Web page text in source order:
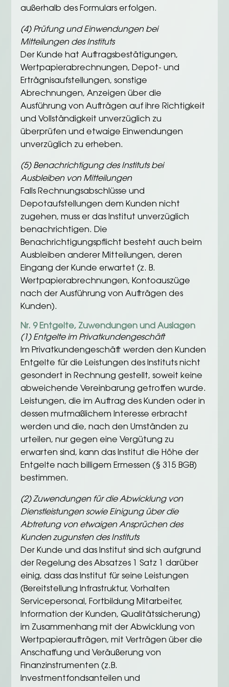
außerhalb des Formulars erfolgen.
(4) Prüfung und Einwendungen bei
Mitteilungen des Instituts
Der Kunde hat Auftragsbestätigungen,
Wertpapierabrechnungen, Depot- und
Erträgnisaufstellungen, sonstige
Abrechnungen, Anzeigen über die
Ausführung von Aufträgen auf ihre Richtigkeit
und Vollständigkeit unverzüglich zu
überprüfen und etwaige Einwendungen
unverzüglich zu erheben.
(5) Benachrichtigung des Instituts bei
Ausbleiben von Mitteilungen
Falls Rechnungsabschlüsse und
Depotaufstellungen dem Kunden nicht
zugehen, muss er das Institut unverzüglich
benachrichtigen. Die
Benachrichtigungspflicht besteht auch beim
Ausbleiben anderer Mitteilungen, deren
Eingang der Kunde erwartet (z. B.
Wertpapierabrechnungen, Kontoauszüge
nach der Ausführung von Aufträgen des
Kunden).
Nr. 9 Entgelte, Zuwendungen und Auslagen
(1) Entgelte im Privatkundengeschäft
Im Privatkundengeschäft werden den Kunden
Entgelte für die Leistungen des Instituts nicht
gesondert in Rechnung gestellt, soweit keine
abweichende Vereinbarung getroffen wurde.
Leistungen, die im Auftrag des Kunden oder in
dessen mutmaßlichem Interesse erbracht
werden und die, nach den Umständen zu
urteilen, nur gegen eine Vergütung zu
erwarten sind, kann das Institut die Höhe der
Entgelte nach billigem Ermessen (§ 315 BGB)
bestimmen.
(2) Zuwendungen für die Abwicklung von
Dienstleistungen sowie Einigung über die
Abtretung von etwaigen Ansprüchen des
Kunden zugunsten des Instituts
Der Kunde und das Institut sind sich aufgrund
der Regelung des Absatzes 1 Satz 1 darüber
einig, dass das Institut für seine Leistungen
(Bereitstellung Infrastruktur, Vorhalten
Servicepersonal, Fortbildung Mitarbeiter,
Information der Kunden, Qualitätssicherung)
im Zusammenhang mit der Abwicklung von
Wertpapieraufträgen, mit Verträgen über die
Anschaffung und Veräußerung von
Finanzinstrumenten (z.B.
Investmentfondsanteilen und